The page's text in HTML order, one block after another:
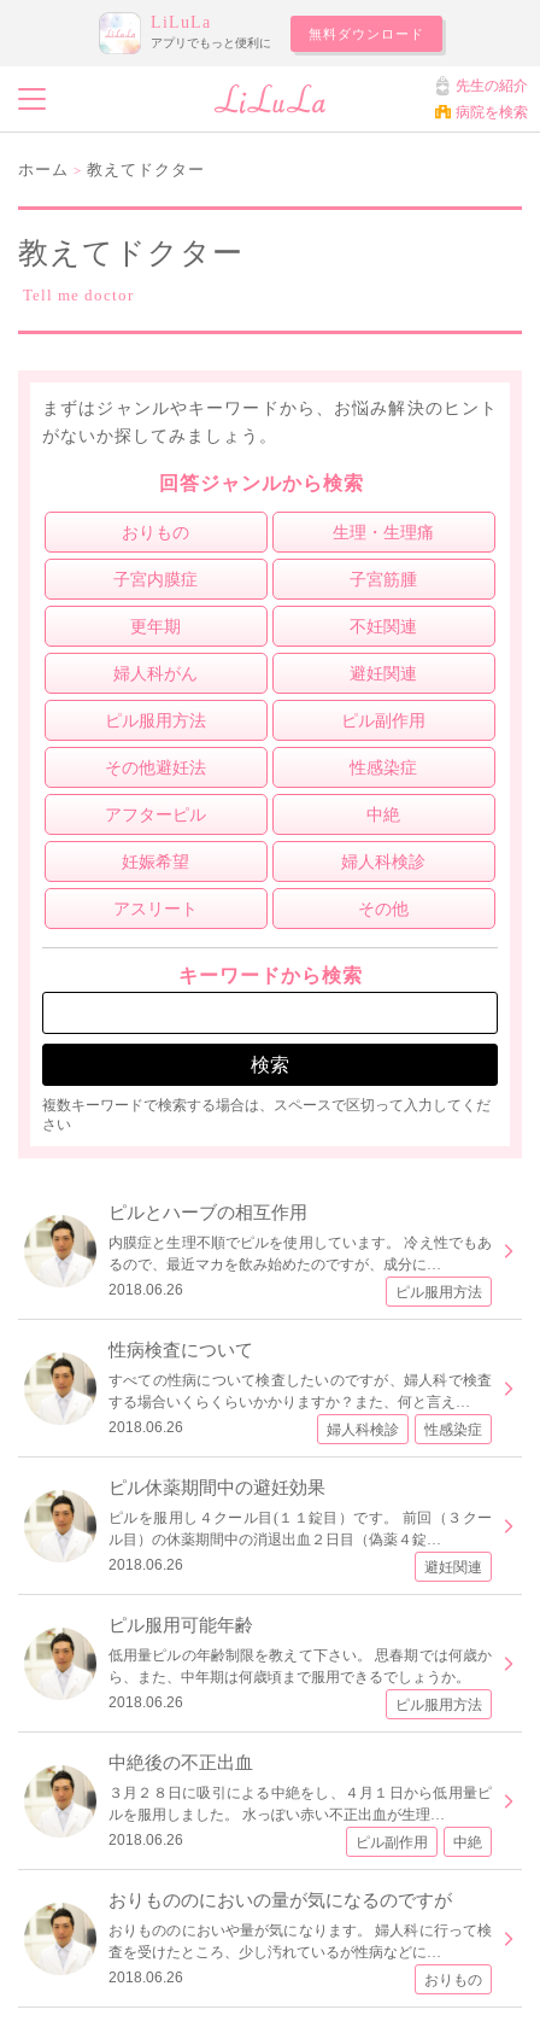
LiLuLa
アプリでもっと便利に
無料ダウンロード
先生の紹介
病院を検索
ホーム > 教えてドクター
教えてドクター
Tell me doctor
まずはジャンルやキーワードから、お悩み解決のヒント
がないか探してみましょう。
回答ジャンルから検索
おりもの 生理・生理痛
子宮内膜症 子宮筋腫
更年期 不妊関連
婦人科がん 避妊関連
ピル服用方法 ピル副作用
その他避妊法 性感染症
アフターピル 中絶
妊娠希望 婦人科検診
アスリート その他
キーワードから検索
複数キーワードで検索する場合は、スペースで区切って入力してくだ
さい
ピルとハーブの相互作用
内膜症と生理不順でピルを使用しています。 冷え性でもあ
るので、最近マカを飲み始めたのですが、成分に…
2018.06.26
ピル服用方法
性病検査について
すべての性病について検査したいのですが、婦人科で検査
する場合いくらくらいかかりますか？また、何と言え…
2018.06.26
婦人科検診 性感染症
ピル休薬期間中の避妊効果
ピルを服用し４クール目(１１錠目）です。 前回（３クー
ル目）の休薬期間中の消退出血２日目（偽薬４錠…
2018.06.26
避妊関連
ピル服用可能年齢
低用量ピルの年齢制限を教えて下さい。 思春期では何歳か
ら、また、中年期は何歳頃まで服用できるでしょうか。
2018.06.26
ピル服用方法
中絶後の不正出血
３月２８日に吸引による中絶をし、４月１日から低用量ピ
ルを服用しました。 水っぽい赤い不正出血が生理…
2018.06.26
ピル副作用 中絶
おりもののにおいの量が気になるのですが
おりもののにおいや量が気になります。 婦人科に行って検
査を受けたところ、少し汚れているが性病などに…
2018.06.26
おりもの